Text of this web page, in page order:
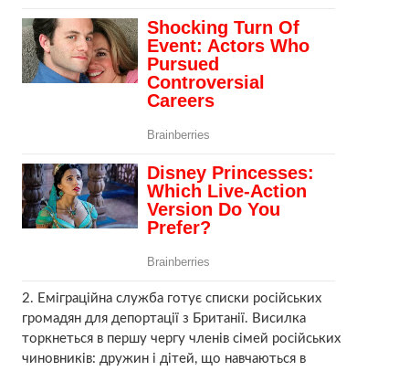
2. Еміграційна служба готує списки російських
громадян для депортації з Британії. Висилка
торкнеться в першу чергу членів сімей російських
чиновників: дружин і дітей, що навчаються в